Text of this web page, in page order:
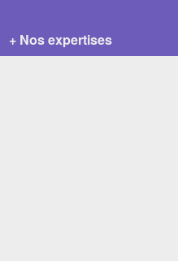
+ Nos expertises